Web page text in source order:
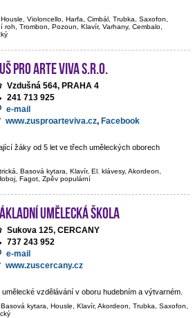
Violoncello, Harfa, Cimbál, Trubka, Saxofon,
Trombon, Pozoun, Klavír, Varhany, Cembalo,
PRO ARTE VIVA s.r.o.
Vzdušná 564, PRAHA 4
241 713 925
e-mail
www.zusproarteviva.cz, Facebook
žáky od 5 let ve třech uměleckých oborech
Basová kytara, Klavír, El. klávesy, Akordeon,
Fagot, Zpěv populární
umělecká škola
Sukova 125, CERCANY
737 243 952
e-mail
www.zuscercany.cz
vzdělávání v oboru hudebním a výtvarném.
kytara, Housle, Klavír, Akordeon, Trubka, Saxofon,